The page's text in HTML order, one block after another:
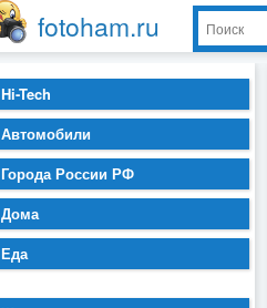
fotoham.ru
Hi-Tech
Автомобили
Города России РФ
Дома
Еда